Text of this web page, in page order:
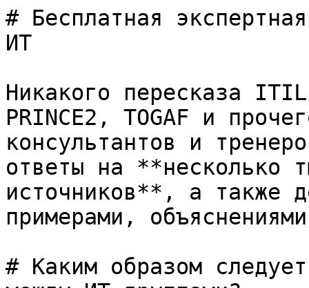
# Бесплатная
ИТ
Никакого пересказа
PRINCE2, TOGAF и
консультантов и
ответы на **несколько
источников**, а также
примерами,
# Каким образом